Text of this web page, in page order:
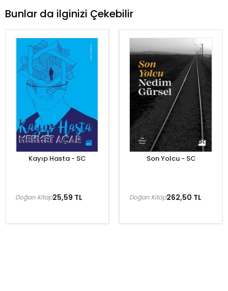
Bunlar da ilginizi Çekebilir
Kayıp Hasta - SC
25,59 TL
Doğan Kitap
Son Yolcu - SC
262,50 TL
Doğan Kitap